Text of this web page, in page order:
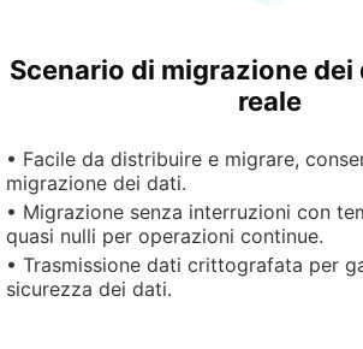
Scenario di migrazione
reale
• Facile da distribuire e migrare,
migrazione dei dati.
• Migrazione senza interruzioni con
quasi nulli per operazioni continue.
• Trasmissione dati crittografata per
sicurezza dei dati.